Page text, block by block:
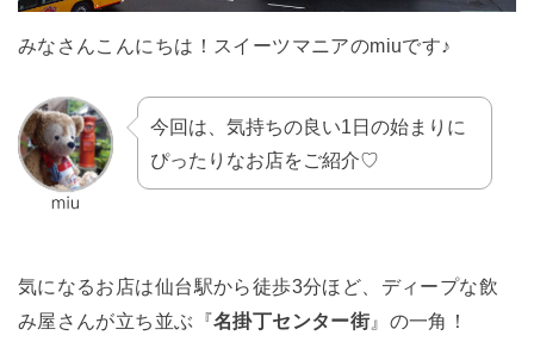
みなさんこんにちは！スイーツマニアのmiuです♪
今回は、気持ちの良い1日の始まりに
ぴったりなお店をご紹介♡
気になるお店は仙台駅から徒歩3分ほど、ディープな飲
み屋さんが立ち並ぶ『名掛丁センター街』の一角！